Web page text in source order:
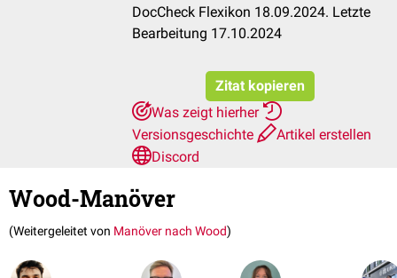
DocCheck Flexikon 18.09.2024. Letzte
Bearbeitung 17.10.2024
Zitat kopieren
Was zeigt hierher
Versionsgeschichte
Artikel erstellen
Discord
Wood-Manöver
(Weitergeleitet von Manöver nach Wood)